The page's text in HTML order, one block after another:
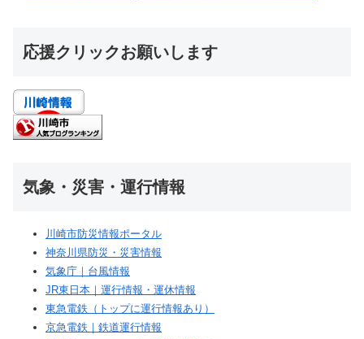
応援クリックお願いします
気象・災害・運行情報
川崎市防災情報ポータル
神奈川県防災・災害情報
気象庁｜台風情報
JR東日本｜運行情報・運休情報
東急電鉄（トップに運行情報あり）
京急電鉄｜鉄道運行情報